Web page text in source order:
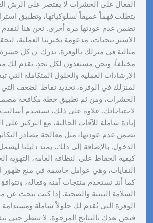
الفعال على الحشرات لا يقتصر على الرش
يتطلب فهماً عميقاً لسلوكياتها، وتطبيق
تضمن عدم عودتها مرة أخرى. نحن هنا
الاستراتيجيات، مدعومة بخبرتنا العملية،
مثالية في منزلك بالوفرة. ندرك أن كل
مختلفاً، ونحن مستعدون لكل تحدٍ. نقدم لك
الإرشادات العملية والحلول المتكاملة التي
لمنزلك في الوفرة، تحديد نقاط الضعف
الحشرات، ومن ثم تطبيق خطة مكافحة
لاحتياجاتك. علاوة على ذلك، نستخدم
إبادة شاملة للآفات الحالية، مع التركيز على
تضمن عدم عودتها، مثل معالجة مصادر
الدخول. بالإضافة إلى ذلك، يمتد دليلنا
كيفية الحفاظ على النظافة العامة، التهوية
النفايات، وهي عوامل حاسمة في منع ظهور
كما أننا نستخدم منتجات آمنة وفعالة،
السلامة البيئية والصحية. إذا كنت تبحث
الوفرة التي تُقدم لك حلولاً شاملة ومستدامة
فنحن نعدك بالنتائج المرجوة. لا تنتظر حتى